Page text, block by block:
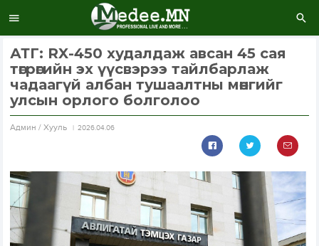
АТГ: RX-450 худалдаж авсан 45 сая
төгрөгийн эх үүсвэрээ тайлбарлаж
чадаагүй албан тушаалтны мөнгийг
улсын орлого болголоо
Aдмин / Хууль 2026.04.06